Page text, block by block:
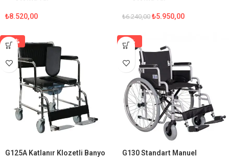
₺8.520,00 ₺6.240,00 ₺5.950,00
-15%
G125A Katlanır Klozetli Banyo
-1%
G130 Standart Manuel